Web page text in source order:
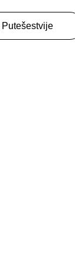
Putešestvije